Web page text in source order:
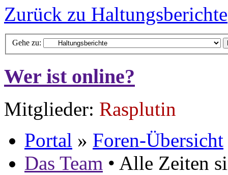
Zurück zu Haltungsberichte
Gehe zu:
Wer ist online?
Mitglieder: Rasplutin
Portal » Foren-Übersicht
Das Team • Alle Zeiten